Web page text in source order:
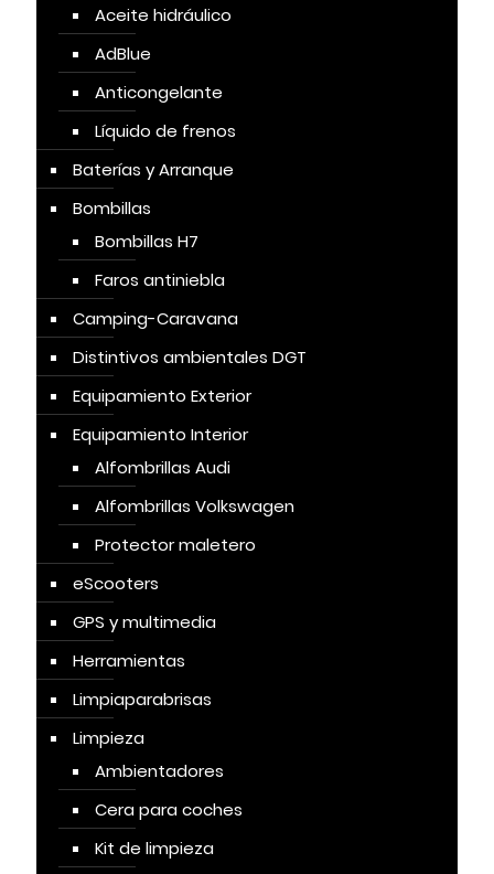
Aceite hidráulico
AdBlue
Anticongelante
Líquido de frenos
Baterías y Arranque
Bombillas
Bombillas H7
Faros antiniebla
Camping-Caravana
Distintivos ambientales DGT
Equipamiento Exterior
Equipamiento Interior
Alfombrillas Audi
Alfombrillas Volkswagen
Protector maletero
eScooters
GPS y multimedia
Herramientas
Limpiaparabrisas
Limpieza
Ambientadores
Cera para coches
Kit de limpieza